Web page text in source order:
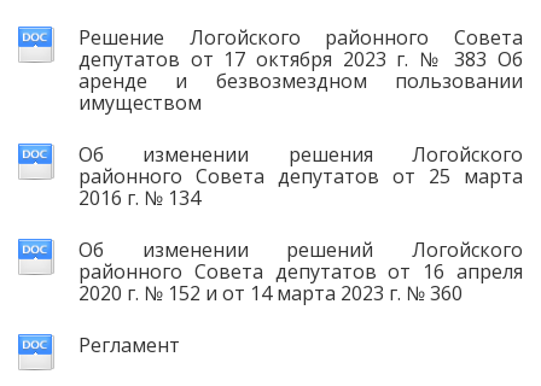
Решение Логойского районного Совета
депутатов от 17 октября 2023 г. № 383 Об
аренде и безвозмездном пользовании
имуществом
Об изменении решения Логойского
районного Совета депутатов от 25 марта
2016 г. № 134
Об изменении решений Логойского
районного Совета депутатов от 16 апреля
2020 г. № 152 и от 14 марта 2023 г. № 360
Регламент